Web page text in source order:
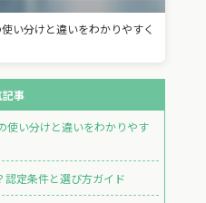
い分けと違いをわかりやすく
記事
使い分けと違いをわかりやす
認定条件と選び方ガイド